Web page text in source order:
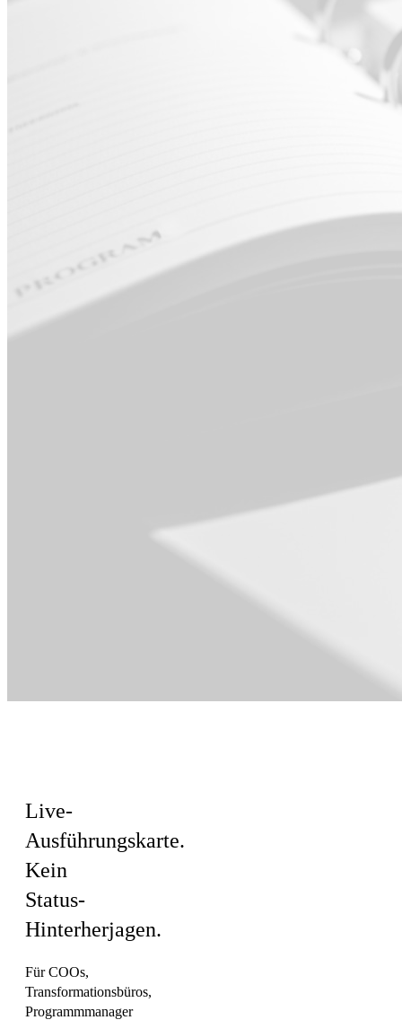
Live-
Ausführungskarte.
Kein
Status-
Hinterherjagen.
Für COOs,
Transformationsbüros,
Programmmanager